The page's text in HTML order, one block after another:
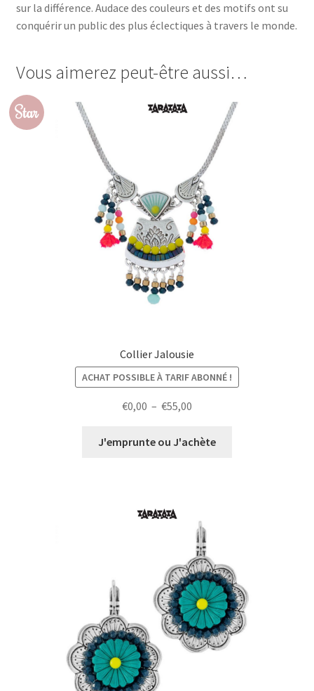
sur la différence. Audace des couleurs et des motifs ont su
conquérir un public des plus éclectiques à travers le monde.
Vous aimerez peut-être aussi…
Star
Collier Jalousie
ACHAT POSSIBLE À TARIF ABONNÉ !
€0,00 – €55,00
prix :
J'emprunte ou J'achète